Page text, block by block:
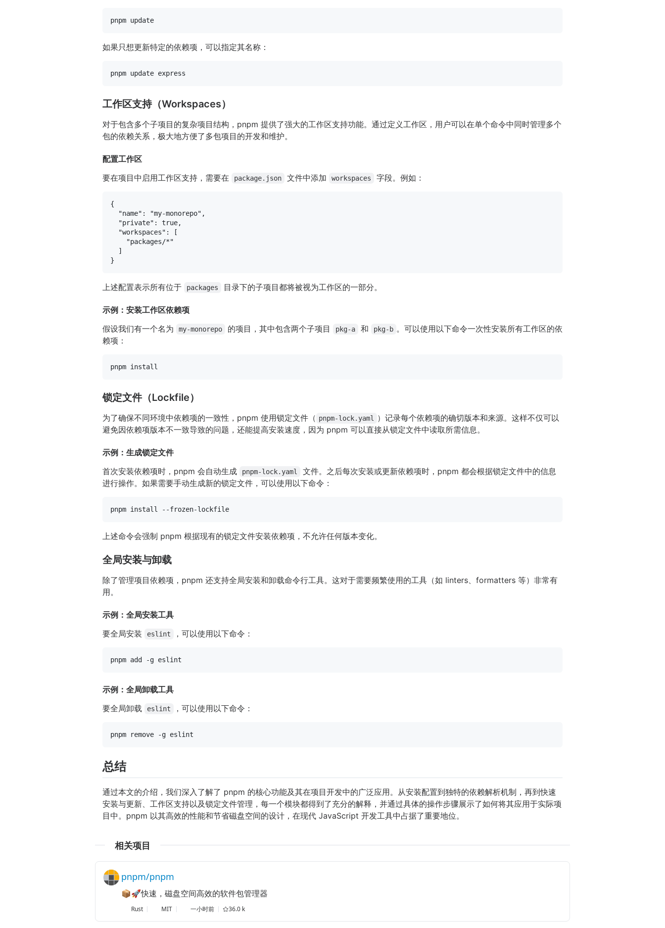
如果只想更新特定的依赖项，可以指定其名称：
工作区支持（Workspaces）
对于包含多个子项目的复杂项目结构，pnpm 提供了强大的工作区支持功能。通过定义工作区，用户可以在单个命令中同时管理多个
包的依赖关系，极大地方便了多包项目的开发和维护。
配置工作区
要在项目中启用工作区支持，需要在
package.json 文件中添加 workspaces 字段。例如：
{
"name" : "my-monorepo" ,
"private" : true,
"workspaces" :
[
"packages/*"
]
}
上述配置表示所有位于 packages 目录下的子项目都将被视为工作区的一部分。
示例：安装工作区依赖项
假设我们有一个名为
my-monorepo 的项目，其中包含两个子项目 pkg-a 和 pkg-b 。可以使用以下命令一次性安装所有工作区的依
赖项：
锁定文件（Lockfile）
为了确保不同环境中依赖项的一致性，pnpm 使用锁定文件（ pnpm-lock.yaml
）记录每个依赖项的确切版本和来源。这样不仅可以
避免因依赖项版本不一致导致的问题，还能提高安装速度，因为 pnpm 可以直接从锁定文件中读取所需信息。
示例：生成锁定文件
首次安装依赖项时，pnpm 会自动生成
pnpm-lock.yaml
文件。之后每次安装或更新依赖项时，pnpm 都会根据锁定文件中的信息
进行操作。如果需要手动生成新的锁定文件，可以使用以下命令：
上述命令会强制 pnpm 根据现有的锁定文件安装依赖项，不允许任何版本变化。
全局安装与卸载
除了管理项目依赖项，pnpm 还支持全局安装和卸载命令行工具。这对于需要频繁使用的工具（如 linters、formatters 等）非常有
用。
示例：全局安装工具
要全局安装
eslint ，可以使用以下命令：
示例：全局卸载工具
要全局卸载
eslint ，可以使用以下命令：
总结
通过本文的介绍，我们深入了解了 pnpm 的核心功能及其在项目开发中的广泛应用。从安装配置到独特的依赖解析机制，再到快速
安装与更新、工作区支持以及锁定文件管理，每一个模块都得到了充分的解释，并通过具体的操作步骤展示了如何将其应用于实际项
目中。pnpm 以其高效的性能和节省磁盘空间的设计，在现代 JavaScript 开发工具中占据了重要地位。
相关项目
pnpm/pnpm
📦🚀快速，磁盘空间高效的软件包管理器
Rust MIT 一小时前 36.0 k